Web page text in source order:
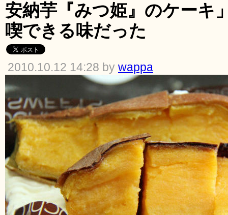
安納芋『みつ姫』のケーキ
喫できる味だった
2010.10.12 14:28 by wappa